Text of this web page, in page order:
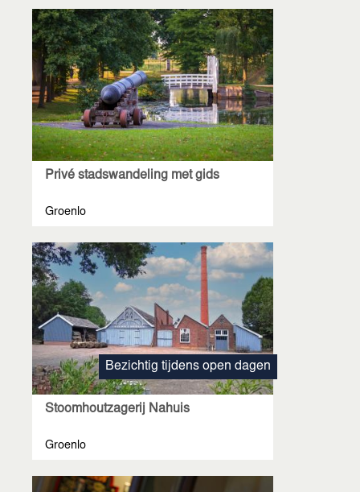
Privé stadswandeling met gids
Groenlo
Bezichtig tijdens open dagen
Stoomhoutzagerij Nahuis
Groenlo